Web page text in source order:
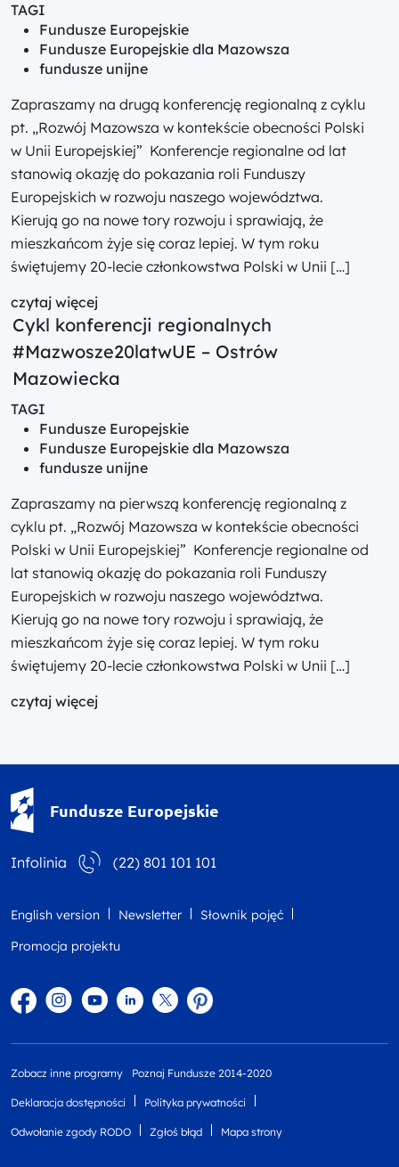
TAGI
Fundusze Europejskie
Fundusze Europejskie dla Mazowsza
fundusze unijne
Zapraszamy na drugą konferencję regionalną z cyklu
pt. „Rozwój Mazowsza w kontekście obecności Polski
w Unii Europejskiej” Konferencje regionalne od lat
stanowią okazję do pokazania roli Funduszy
Europejskich w rozwoju naszego województwa.
Kierują go na nowe tory rozwoju i sprawiają, że
mieszkańcom żyje się coraz lepiej. W tym roku
świętujemy 20-lecie członkowstwa Polski w Unii […]
czytaj więcej
Cykl konferencji regionalnych
#Mazwosze20latwUE – Ostrów
Mazowiecka
TAGI
Fundusze Europejskie
Fundusze Europejskie dla Mazowsza
fundusze unijne
Zapraszamy na pierwszą konferencję regionalną z
cyklu pt. „Rozwój Mazowsza w kontekście obecności
Polski w Unii Europejskiej” Konferencje regionalne od
lat stanowią okazję do pokazania roli Funduszy
Europejskich w rozwoju naszego województwa.
Kierują go na nowe tory rozwoju i sprawiają, że
mieszkańcom żyje się coraz lepiej. W tym roku
świętujemy 20-lecie członkowstwa Polski w Unii […]
czytaj więcej
Fundusze Europejskie
Infolinia (22) 801 101 101
English version Newsletter
Słownik pojęć
Promocja projektu
FacebookInstagram
YouTubeLinkedintwitterPinterest
Zobacz inne programy Poznaj Fundusze 2014-2020
Deklaracja dostępności Polityka prywatności
Odwołanie zgody RODO Zgłoś błąd Mapa strony